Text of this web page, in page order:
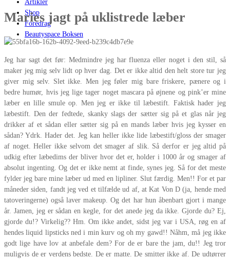
Artikler
Shop
Foredrag
Beautyspace Boksen
Maries jagt på uklistrede læber
Jeg har sagt det før: Medmindre jeg har fluenza eller noget i den stil, så
maker jeg mig selv lidt op hver dag. Det er ikke altid den helt store tur jeg
giver mig selv. Slet ikke. Men jeg føler mig bare friskere, pænere og i
bedre humør, hvis jeg lige tager noget mascara på øjnene og pink’er mine
læber en lille smule op. Men jeg er ikke til læbestift. Faktisk hader jeg
læbestift. Den der fedtede, skanky slags der sætter sig på et glas når jeg
drikker af et sådan eller sætter sig på en mands læber hvis jeg kysser en
sådan? Ydrk. Hader det. Jeg kan heller ikke lide læbestift/gloss der smager
af noget. Heller ikke selvom det smager af slik. Så derfor er jeg altid på
udkig efter læbedims der bliver hvor det er, holder i 1000 år og smager af
absolut ingenting. Og det er ikke nemt at finde, synes jeg. Så for det meste
fylder jeg bare mine læber ud med en lipliner. Slut færdig. Men!! For et par
måneder siden, fandt jeg ved et tilfælde ud af, at Kat Von D (ja, hende med
tatoveringerne) også laver makeup. Og det har hun åbenbart gjort i mange
år. Jamen, jeg er sådan en kegle, for det anede jeg da ikke. Gjorde du? Ej,
gjorde du!? Virkelig?? Hm. Om ikke andet, sidst jeg var i USA, røg en af
hendes liquid lipsticks ned i min kurv og oh my gawd!! Nåhm, må jeg ikke
godt lige have lov at anbefale dem? For de er bare the jam, du!! Jeg tror
muligvis de er verdens bedste. De er matte. De smitter ikke af. De udtørrer